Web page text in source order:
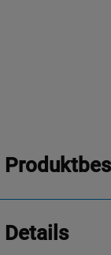
Details